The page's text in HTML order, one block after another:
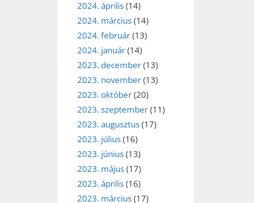
2024. április(14)
2024. március(14)
2024. február(13)
2024. január(14)
2023. december(13)
2023. november(13)
2023. október(20)
2023. szeptember(11)
2023. augusztus(17)
2023. július(16)
2023. június(13)
2023. május(17)
2023. április(16)
2023. március(17)